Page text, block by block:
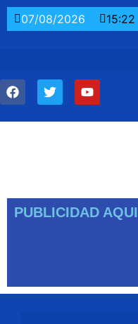
07/08/2026 15:22
PUBLICIDAD AQUI